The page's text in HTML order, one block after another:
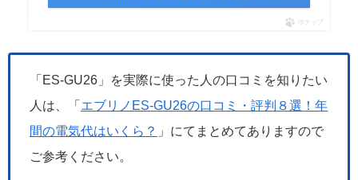
ポチップ
「ES-GU26」を実際に使った人の口コミを知りたい
人は、「 エブリノES-GU26の口コミ・評判８選！年
間の電気代はいくら？ 」にてまとめてありますので
ご参考ください。